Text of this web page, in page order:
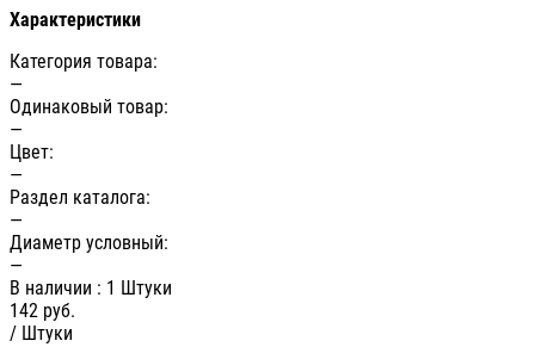
Характеристики
Категория товара:
—
Одинаковый товар:
—
Цвет:
—
Раздел каталога:
—
Диаметр условный:
—
В наличии : 1 Штуки
142 руб.
/ Штуки